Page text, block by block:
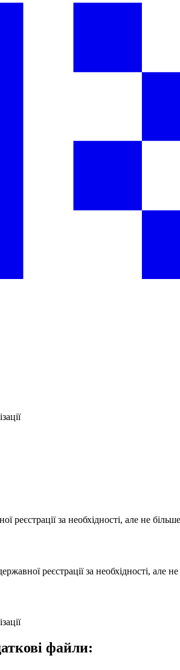
за необхідності, але не
реєстрації за необхідності, але
файли: